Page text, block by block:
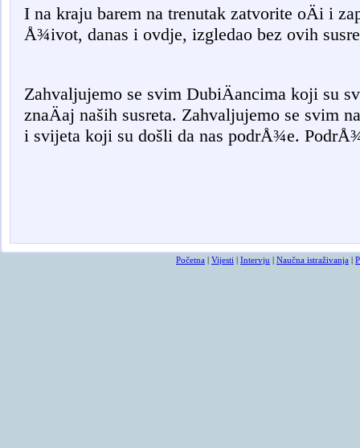
I na kraju barem na trenutak zatvorite oÄi i
Å¾ivot, danas i ovdje, izgledao bez ovih
Zahvaljujemo se svim DubiÄancima koji su
znaÄaj naših susreta. Zahvaljujemo se svim
i svijeta koji su došli da nas podrÅ¾e.
Početna Vijesti Intervju Naučna istraživanja